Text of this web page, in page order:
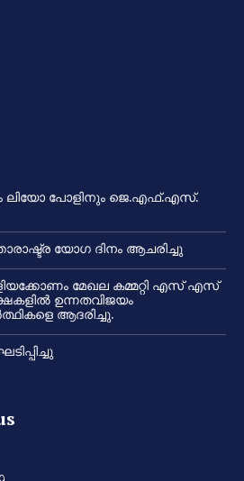
ലിയോ പോളിനും ജെ.എഫ്.എസ്.
യോഗ ദിനം ആചരിച്ചു
മേഖല കമ്മറ്റി എസ് എസ്
ഉന്നതവിജയം
ആദരിച്ചു.